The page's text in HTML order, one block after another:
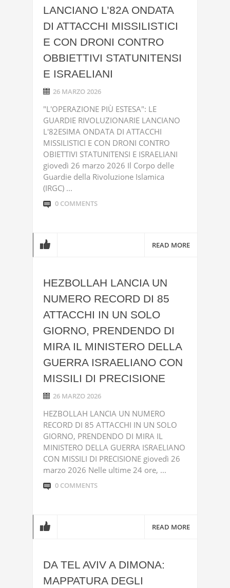
LANCIANO L’82A ONDATA
DI ATTACCHI MISSILISTICI
E CON DRONI CONTRO
OBBIETTIVI STATUNITENSI
E ISRAELIANI
26 MARZO 2026
"L'OPERAZIONE PIÙ ESTESA": LE
GUARDIE RIVOLUZIONARIE LANCIANO
L'82ESIMA ONDATA DI ATTACCHI
MISSILISTICI E CON DRONI CONTRO
OBIETTIVI STATUNITENSI E ISRAELIANI
giovedì 26 marzo 2026 Il Corpo delle
Guardie della Rivoluzione Islamica
(IRGC) ...
0 COMMENTS
READ MORE
HEZBOLLAH LANCIA UN
NUMERO RECORD DI 85
ATTACCHI IN UN SOLO
GIORNO, PRENDENDO DI
MIRA IL MINISTERO DELLA
GUERRA ISRAELIANO CON
MISSILI DI PRECISIONE
26 MARZO 2026
HEZBOLLAH LANCIA UN NUMERO
RECORD DI 85 ATTACCHI IN UN SOLO
GIORNO, PRENDENDO DI MIRA IL
MINISTERO DELLA GUERRA ISRAELIANO
CON MISSILI DI PRECISIONE giovedì 26
marzo 2026 Nelle ultime 24 ore, ...
0 COMMENTS
READ MORE
DA TEL AVIV A DIMONA:
MAPPATURA DEGLI